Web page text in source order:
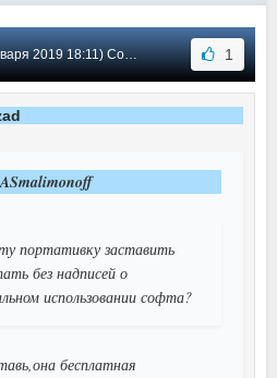
2019 18:11) Сообщение #100 1
портативку заставить
без надписей о
использовании софта?
бесплатная